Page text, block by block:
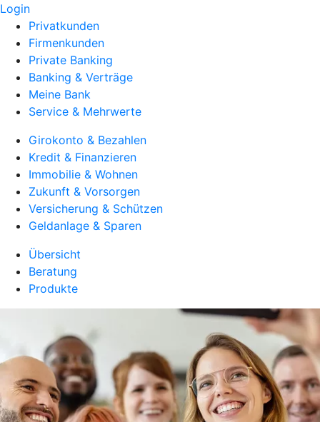
Login
Privatkunden
Firmenkunden
Private Banking
Banking & Verträge
Meine Bank
Service & Mehrwerte
Girokonto & Bezahlen
Kredit & Finanzieren
Immobilie & Wohnen
Zukunft & Vorsorgen
Versicherung & Schützen
Geldanlage & Sparen
Übersicht
Beratung
Produkte